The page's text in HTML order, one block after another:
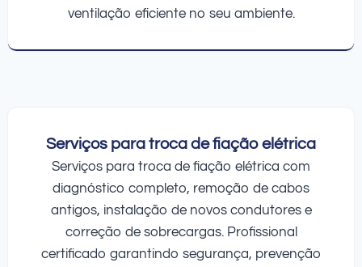
ventilação eficiente no seu ambiente.
Serviços para troca de fiação elétrica
Serviços para troca de fiação elétrica com
diagnóstico completo, remoção de cabos
antigos, instalação de novos condutores e
correção de sobrecargas. Profissional
certificado garantindo segurança, prevenção